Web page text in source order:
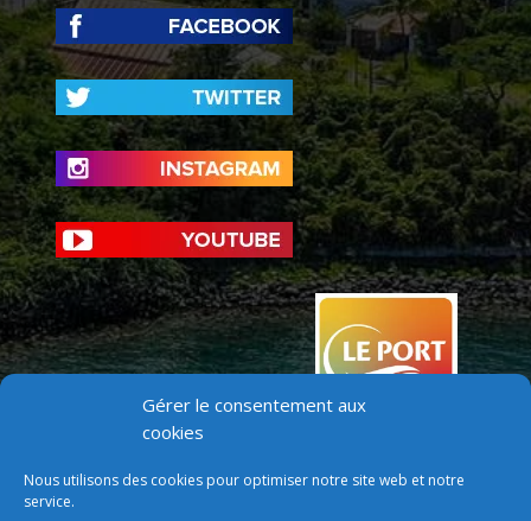
Gérer le consentement aux
cookies
Nous utilisons des cookies pour optimiser notre site web et notre
service.